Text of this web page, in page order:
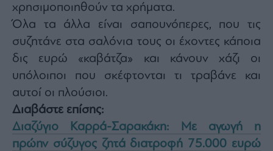
χρησιμοποιηθούν τα χρήματα.
Όλα τα άλλα είναι σαπουνόπερες, που τις
συζητάνε στα σαλόνια τους οι έχοντες κάποια
δις ευρώ «καβάτζα» και κάνουν χάζι οι
υπόλοιποι που σκέφτονται τι τραβάνε και
αυτοί οι πλούσιοι.
Διαβάστε επίσης:
Διαζύγιο Καρρά-Σαρακάκη: Με αγωγή η
πρώην σύζυγος ζητά διατροφή 75.000 ευρώ